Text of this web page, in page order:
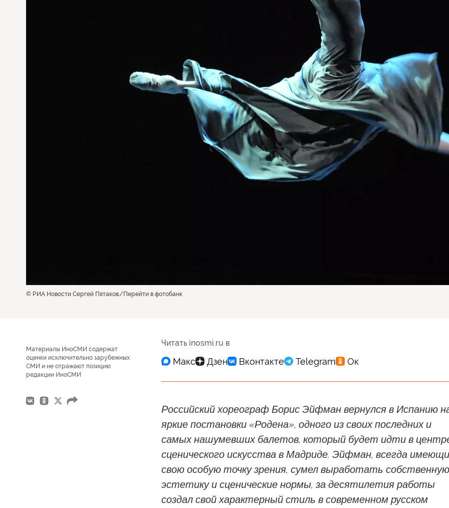
© РИА Новости Сергей Пятаков Перейти в фотобанк
Материалы ИноСМИ содержат
оценки исключительно зарубежных
СМИ и не отражают позицию
редакции ИноСМИ
Читать inosmi.ru в
Российский хореограф Борис Эйфман вернулся в Испанию
яркие постановки «Родена», одного из своих последних и
самых нашумевших балетов, который будет идти в
сценического искусства в Мадриде. Эйфман, всегда
свою особую точку зрения, сумел выработать собственную
эстетику и сценические нормы, за десятилетия работы
создал свой характерный стиль в современном русском